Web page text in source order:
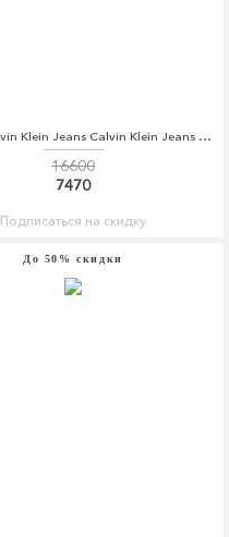
Джинсы Calvin Klein Jeans Calvin Klein Jeans CA939EWBHTI2
16600
7470
Подписаться на скидку
До 50% скидки